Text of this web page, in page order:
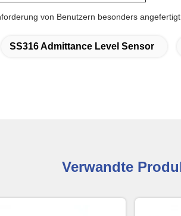
von Benutzern besonders
SS316 Admittance Level Sensor
Verwandte